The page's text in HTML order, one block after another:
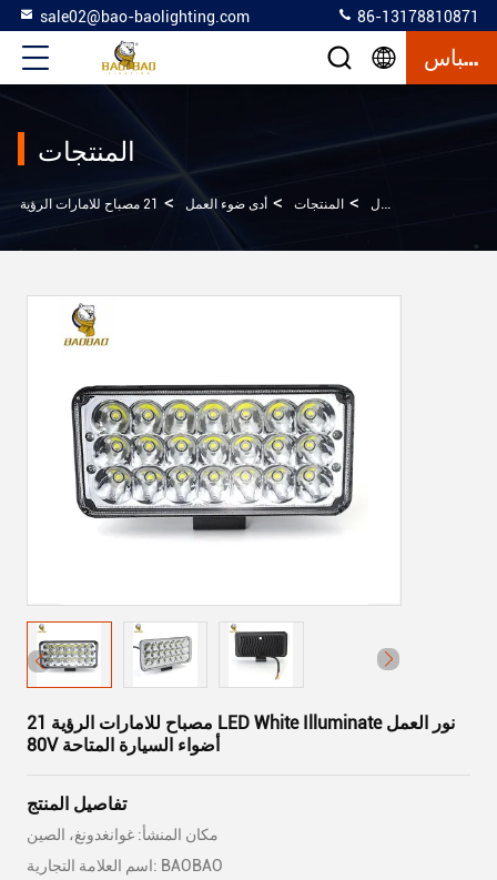
sale02@bao-baolighting.com 86-13178810871
إقتباس
المنتجات
المنزل > المنتجات > أدى ضوء العمل >
21 مصباح للامارات الرؤية LED White Illuminate نور العمل
80V أضواء السيارة المتاحة
تفاصيل المنتج
مكان المنشأ: غوانغدونغ، الصين
اسم العلامة التجارية: BAOBAO